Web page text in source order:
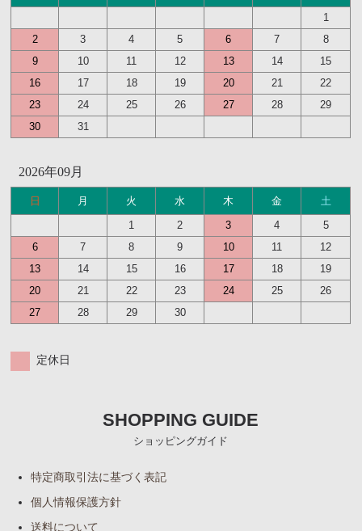
1
2
3 4 5 6 7
8
9
10 11 12 13 14
15
16
17 18 19 20 21
22
23
24 25 26 27 28
29
30
31
2026年09月
日 月 火 水 木 金
土
1
2 3 4
5
6
7 8 9 10 11
12
13
14 15 16 17 18
19
20
21 22 23 24 25
26
27
28 29 30
定休日
SHOPPING GUIDE
ショッピングガイド
特定商取引法に基づく表記
個人情報保護方針
送料について